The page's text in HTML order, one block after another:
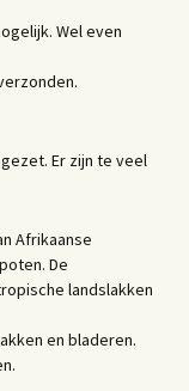
Wel even
Er zijn te veel
Afrikaanse
De
landslakken
en bladeren.